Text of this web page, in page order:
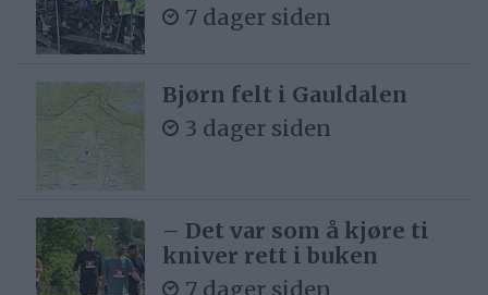
7 dager siden
Bjørn felt i Gauldalen
3 dager siden
– Det var som å kjøre ti
kniver rett i buken
7 dager siden